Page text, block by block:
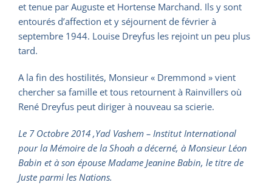
et tenue par Auguste et Hortense Marchand. Ils y sont
entourés d’affection et y séjournent de février à
septembre 1944. Louise Dreyfus les rejoint un peu plus
tard.
A la fin des hostilités, Monsieur « Dremmond » vient
chercher sa famille et tous retournent à Rainvillers où
René Dreyfus peut diriger à nouveau sa scierie.
Le 7 Octobre 2014 ,Yad Vashem – Institut International
pour la Mémoire de la Shoah a décerné, à Monsieur Léon
Babin et à son épouse Madame Jeanine Babin, le titre de
Juste parmi les Nations.